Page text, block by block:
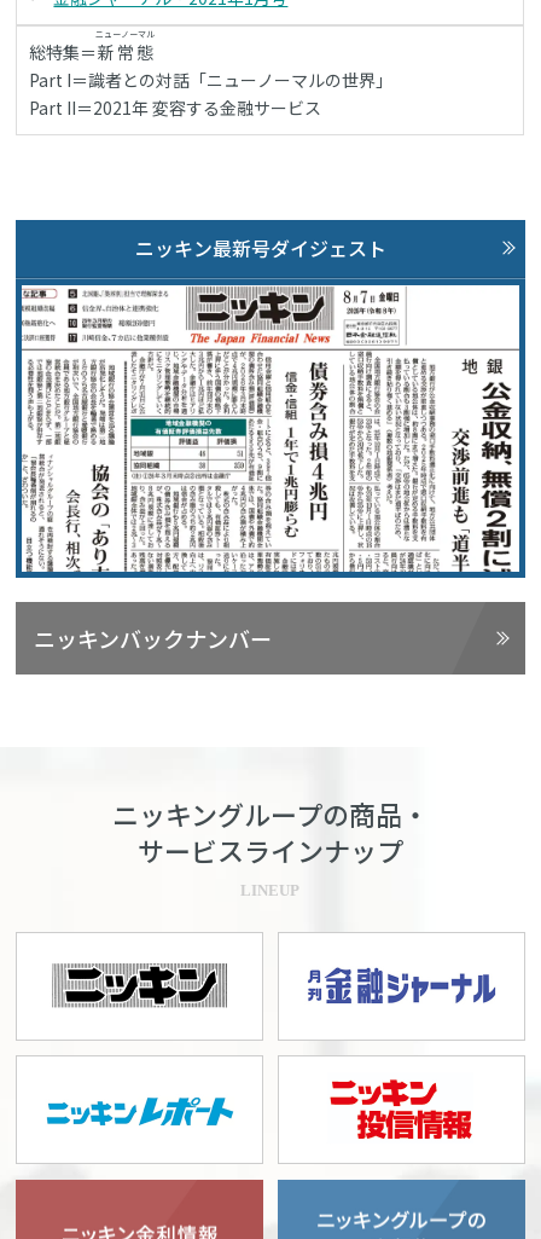
総特集＝新常態
ニューノーマル
Part I＝識者との対話「ニューノーマルの世界」
Part II＝2021年 変容する金融サービス
ニッキン最新号ダイジェスト
ニッキンバックナンバー
ニッキングループの商品・
サービスラインナップ
LINEUP